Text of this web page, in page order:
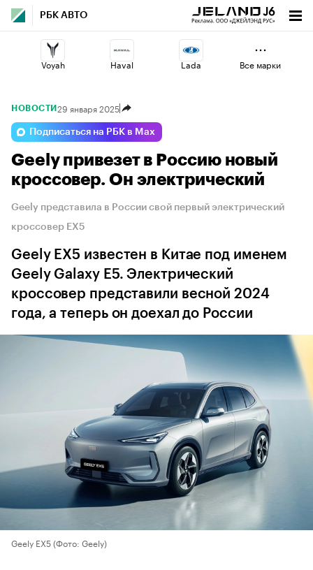
РБК АВТО
Voyah Haval Lada
Geely Volga
Jaecoo Omoda Esteo
Все марки
НОВОСТИ 29 января 2025
Подписаться на РБК в Max
Geely привезет в Россию новый
кроссовер. Он электрический
Geely представила в России свой первый электрический
кроссовер EX5
Geely EX5 известен в Китае под именем
Geely Galaxy E5. Электрический
кроссовер представили весной 2024
года, а теперь он доехал до России
Geely EX5(Фото: Geely)